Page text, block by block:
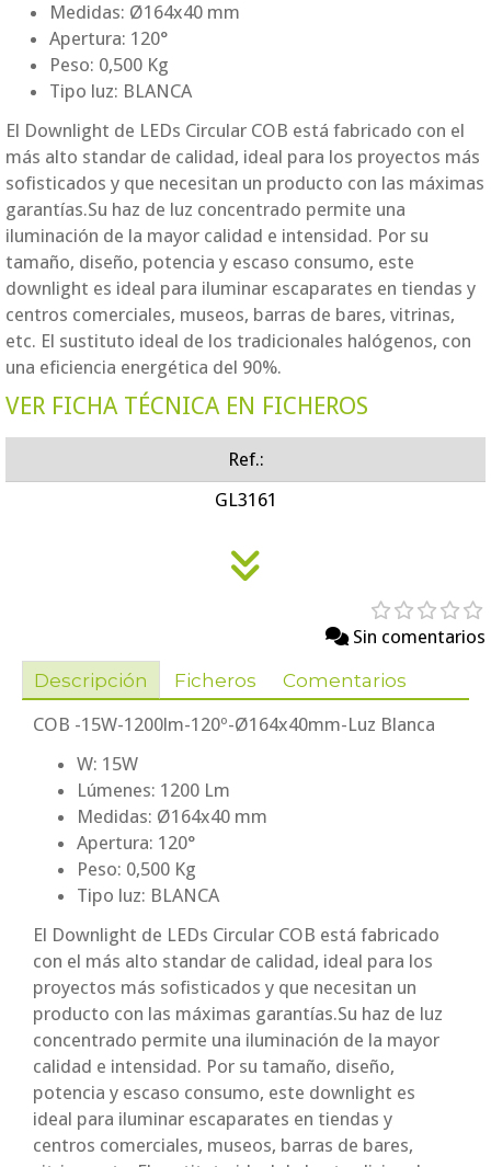
Medidas: Ø164x40 mm
Apertura: 120°
Peso: 0,500 Kg
Tipo luz: BLANCA
El Downlight de LEDs Circular COB está fabricado con el
más alto standar de calidad, ideal para los proyectos más
sofisticados y que necesitan un producto con las máximas
garantías.Su haz de luz concentrado permite una
iluminación de la mayor calidad e intensidad. Por su
tamaño, diseño, potencia y escaso consumo, este
downlight es ideal para iluminar escaparates en tiendas y
centros comerciales, museos, barras de bares, vitrinas,
etc. El sustituto ideal de los tradicionales halógenos, con
una eficiencia energética del 90%.
VER FICHA TÉCNICA EN FICHEROS
Ref.:
GL3161
Sin comentarios
Descripción
Ficheros Comentarios
COB -15W-1200lm-120º-Ø164x40mm-Luz Blanca
W: 15W
Lúmenes: 1200 Lm
Medidas: Ø164x40 mm
Apertura: 120°
Peso: 0,500 Kg
Tipo luz: BLANCA
El Downlight de LEDs Circular COB está fabricado
con el más alto standar de calidad, ideal para los
proyectos más sofisticados y que necesitan un
producto con las máximas garantías.Su haz de luz
concentrado permite una iluminación de la mayor
calidad e intensidad. Por su tamaño, diseño,
potencia y escaso consumo, este downlight es
ideal para iluminar escaparates en tiendas y
centros comerciales, museos, barras de bares,